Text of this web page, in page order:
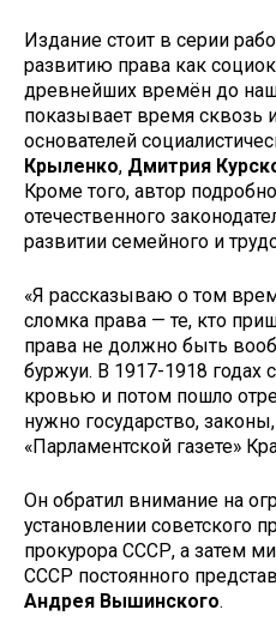
Издание стоит в серии
развитию права как
древнейших времён до
показывает время сквозь
основателей
Крыленко, Дмитрия
Кроме того, автор
отечественного
развитии семейного и
«Я рассказываю о том
сломка права — те, кто
права не должно быть
буржуи. В 1917-1918 годах
кровью и потом пошло
нужно государство,
«Парламентской газете»
Он обратил внимание на
установлении советского
прокурора СССР, а затем
СССР постоянного
Андрея Вышинского.